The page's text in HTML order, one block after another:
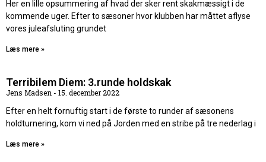
Her en lille opsummering af hvad der sker rent skakmæssigt i de
kommende uger. Efter to sæsoner hvor klubben har måttet aflyse
vores juleafsluting grundet
Læs mere »
Terribilem Diem: 3.runde holdskak
Jens Madsen
15. december 2022
Efter en helt fornuftig start i de første to runder af sæsonens
holdturnering, kom vi ned på Jorden med en stribe på tre nederlag i
Læs mere »